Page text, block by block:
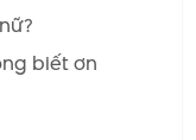
biết ơn